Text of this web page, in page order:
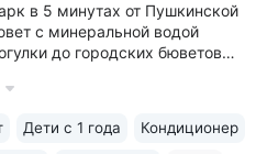
в 5 минутах от Пушкинской
с минеральной водой
до городских бюветов
санаториев 2–3* •
Дети с 1 года Кондиционер